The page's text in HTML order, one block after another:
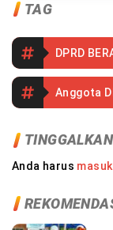
TAG
DPRD
Anda harus masuk